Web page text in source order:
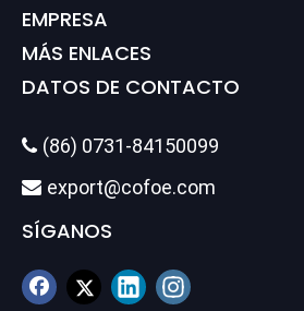
EMPRESA
MÁS ENLACES
DATOS DE CONTACTO
 (86) 0731-84150099
 export@cofoe.com
SÍGANOS